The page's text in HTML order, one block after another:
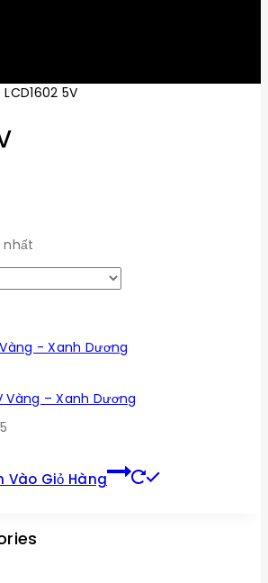
LCD1602 5V
nhất
Vàng – Xanh Dương
Vào Giỏ Hàng